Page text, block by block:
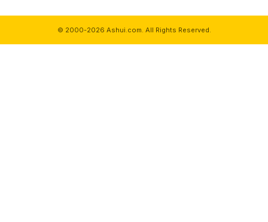
© 2000-2026 Ashui.com. All Rights Reserved.